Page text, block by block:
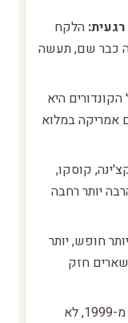
הלקח
כבר שם, תעשה
היא
אמריקה במלוא
קוסקו,
יותר רחבה
חופש, יותר
חזק
זה פוסט זיכרון מ-1999, לא